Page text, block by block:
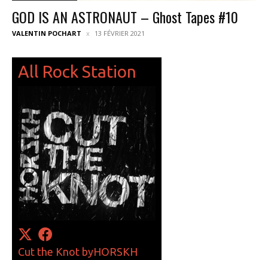
GOD IS AN ASTRONAUT – Ghost Tapes #10
VALENTIN POCHART 13 FÉVRIER 2021